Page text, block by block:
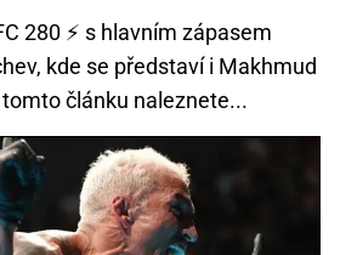
280 ⚡ s hlavním zápasem
kde se představí i Makhmud
článku naleznete...